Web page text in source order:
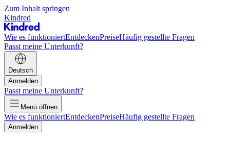
Zum Inhalt springen
Kindred
Wie es funktioniertEntdeckenPreiseHäufig gestellte Fragen
Passt meine Unterkunft?
Deutsch
Anmelden
Passt meine Unterkunft?
Menü öffnen
Wie es funktioniertEntdeckenPreiseHäufig gestellte Fragen
Anmelden